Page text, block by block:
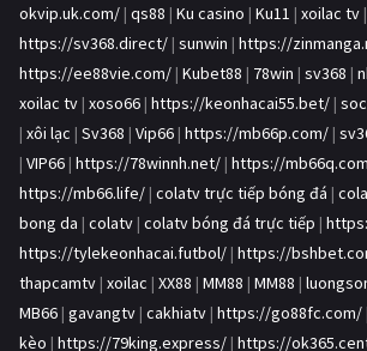
okvip.uk.com/ | qs88 | Ku casino | Ku11 | xoilac tv |
https://sv368.direct/ | sunwin | https://
https://ee88vie.com/ | Kubet88 | 78win | sv368 |
xoilac tv | xoso66 | https://keonhacai55.bet/ |
| xôi lạc | Sv368 | Vip66 | https://mb66p.com/ |
| VIP66 | https://78winnh.net/ | https://
https://mb66.life/ | colatv trực tiếp bóng đá |
bong da | colatv | colatv bóng đá trực tiếp |
https://tylekeonhacai.futbol/ | https://
thapcamtv | xoilac | XX88 | MM88 | MM88 |
MB66 | gavangtv | cakhiatv | https://go88fc.com/
kèo | https://79king.express/ | https://